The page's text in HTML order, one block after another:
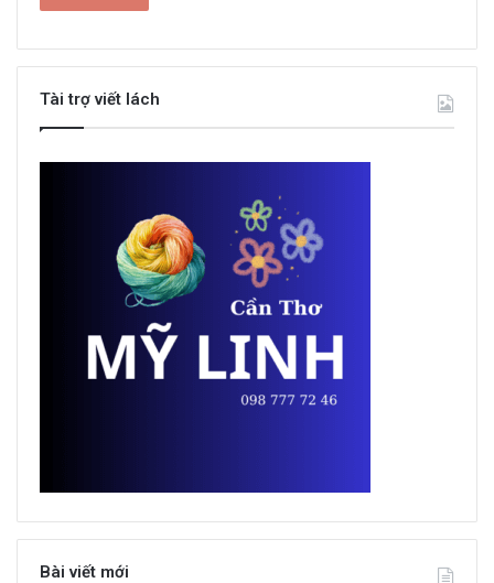
Tài trợ viết lách
Bài viết mới